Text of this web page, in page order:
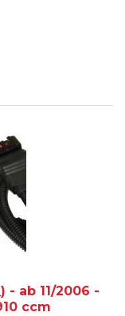
- ab 11/2006 -
ccm